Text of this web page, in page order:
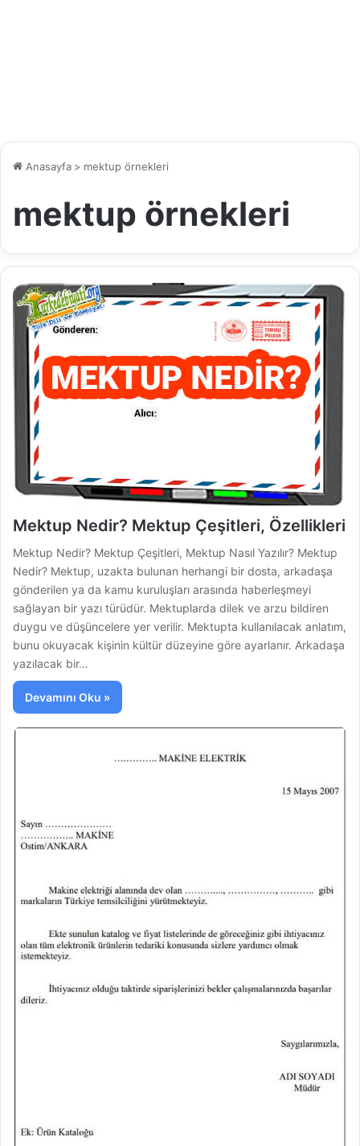
Anasayfa > mektup örnekleri
mektup örnekleri
Mektup Nedir? Mektup Çeşitleri, Özellikleri
Mektup Nedir? Mektup Çeşitleri, Mektup Nasıl Yazılır? Mektup
Nedir? Mektup, uzakta bulunan herhangi bir dosta, arkadaşa
gönderilen ya da kamu kuruluşları arasında haberleşmeyi
sağlayan bir yazı türüdür. Mektuplarda dilek ve arzu bildiren
duygu ve düşüncelere yer verilir. Mektupta kullanılacak anlatım,
bunu okuyacak kişinin kültür düzeyine göre ayarlanır. Arkadaşa
yazılacak bir…
Devamını Oku »